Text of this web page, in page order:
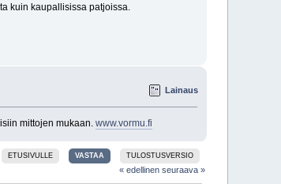
kuin kaupallisissa patjoissa.
Lainaus
mittojen mukaan. www.vormu.fi
ETUSIVULLE VASTAA TULOSTUSVERSIO
« edellinen seuraava »